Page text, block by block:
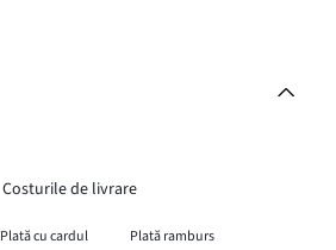
Costurile de livrare
Plată cu cardul
Plată ramburs